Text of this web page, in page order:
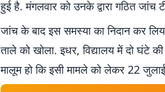
हुई है. मंगलवार को उनके द्वारा गठित जांच
जांच के बाद इस समस्या का निदान कर
ताले को खोला. इधर, विद्यालय में दो घंटे
मालूम हो कि इसी मामले को लेकर 22 जुलाई